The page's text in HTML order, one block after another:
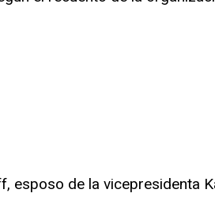
esposo de la vicepresidenta